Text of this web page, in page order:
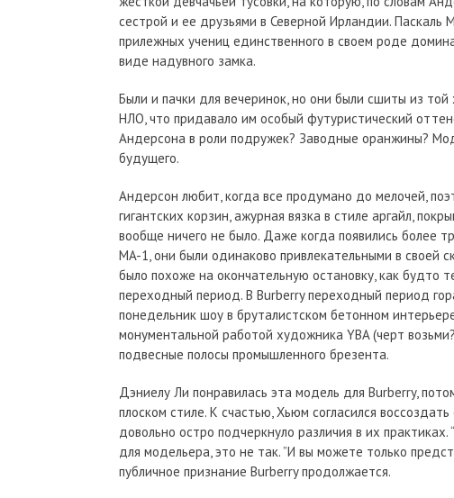
сестрой и ее друзьями в Северной Ирландии.
прилежных учениц единственного в своем роде
виде надувного замка.
Были и пачки для вечеринок, но они были сшиты из
НЛО, что придавало им особый футуристический
Андерсона в роли подружек? Заводные оранжины?
будущего.
Андерсон любит, когда все продумано до мелочей,
гигантских корзин, ажурная вязка в стиле аргайл,
вообще ничего не было. Даже когда появились более
MA-1, они были одинаково привлекательными в своей
было похоже на окончательную остановку, как будто
переходный период. В Burberry переходный период
понедельник шоу в бруталистском бетонном
монументальной работой художника YBA (черт
подвесные полосы промышленного брезента.
Дэниелу Ли понравилась эта модель для Burberry,
плоском стиле. К счастью, Хьюм согласился
довольно остро подчеркнуло различия в их
для модельера, это не так. ”И вы можете только
публичное признание Burberry продолжается.